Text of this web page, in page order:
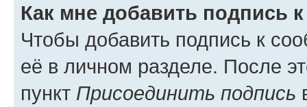
Как мне добавить подпись
Чтобы добавить подпись к
её в личном разделе. После
пункт Присоединить подпись